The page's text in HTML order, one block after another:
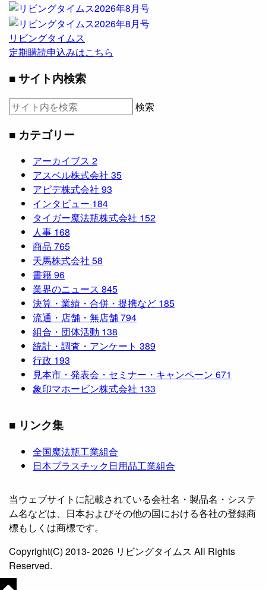
リビングタイムス
定期購読申込みはこちら
■ サイト内検索
検索
■ カテゴリー
アーカイブス 2
アスベル株式会社 35
アピデ株式会社 93
インタビュー 184
タイガー魔法瓶株式会社 152
人事 168
商品 765
天馬株式会社 58
書籍96
業界のニュース 845
決算・業績・合併・提携など 185
流通・店舗・無店舗794
組合・団体活動 138
統計・調査・アンケート 389
行政 193
見本市・発表会・セミナー・キャンペーン 671
象印マホービン株式会社 133
■ リンク集
全国魔法瓶工業組合
日本プラスチック日用品工業組合
当ウェブサイトに記載されている会社名・製品名・システ
ム名などは、日本およびその他の国における各社の登録商
標もしくは商標です。
Copyright(C) 2013- 2026 リビングタイムス All Rights
Reserved.